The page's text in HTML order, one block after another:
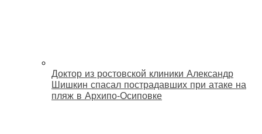
Доктор из ростовской клиники Александр
Шишкин спасал пострадавших при атаке на
пляж в Архипо‑Осиповке